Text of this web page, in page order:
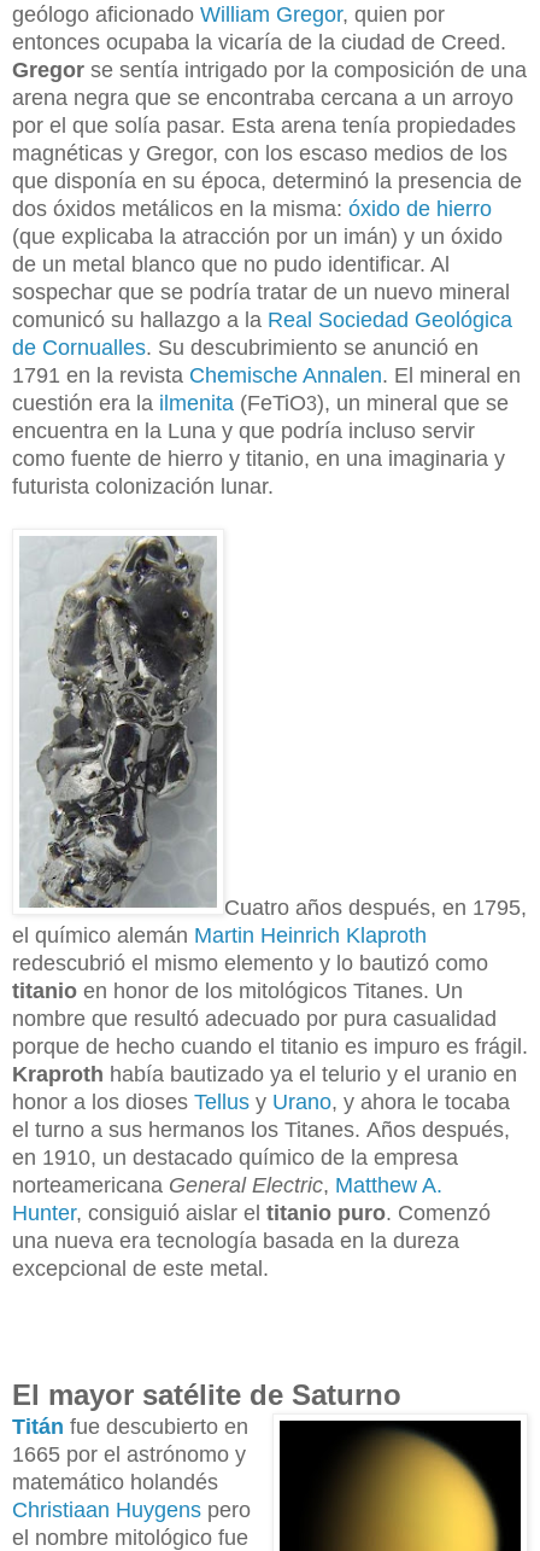
geólogo aficionado William Gregor, quien por
entonces ocupaba la vicaría de la ciudad de Creed.
Gregor se sentía intrigado por la composición de una
arena negra que se encontraba cercana a un arroyo
por el que solía pasar. Esta arena tenía propiedades
magnéticas y Gregor, con los escaso medios de los
que disponía en su época, determinó la presencia de
dos óxidos metálicos en la misma: óxido de hierro
(que explicaba la atracción por un imán) y un óxido
de un metal blanco que no pudo identificar. Al
sospechar que se podría tratar de un nuevo mineral
comunicó su hallazgo a la Real Sociedad Geológica
de Cornualles. Su descubrimiento se anunció en
1791 en la revista Chemische Annalen. El mineral en
cuestión era la ilmenita (FeTiO3), un mineral que se
encuentra en la Luna y que podría incluso servir
como fuente de hierro y titanio, en una imaginaria y
futurista colonización lunar.
Cuatro años después, en 1795,
el químico alemán Martin Heinrich Klaproth
redescubrió el mismo elemento y lo bautizó como
titanio en honor de los mitológicos Titanes. Un
nombre que resultó adecuado por pura casualidad
porque de hecho cuando el titanio es impuro es frágil.
Kraproth había bautizado ya el telurio y el uranio en
honor a los dioses Tellus y Urano, y ahora le tocaba
el turno a sus hermanos los Titanes. Años después,
en 1910, un destacado químico de la empresa
norteamericana General Electric, Matthew A.
Hunter, consiguió aislar el titanio puro. Comenzó
una nueva era tecnología basada en la dureza
excepcional de este metal.
El mayor satélite de Saturno
Titán fue descubierto en
1665 por el astrónomo y
matemático holandés
Christiaan Huygens pero
el nombre mitológico fue